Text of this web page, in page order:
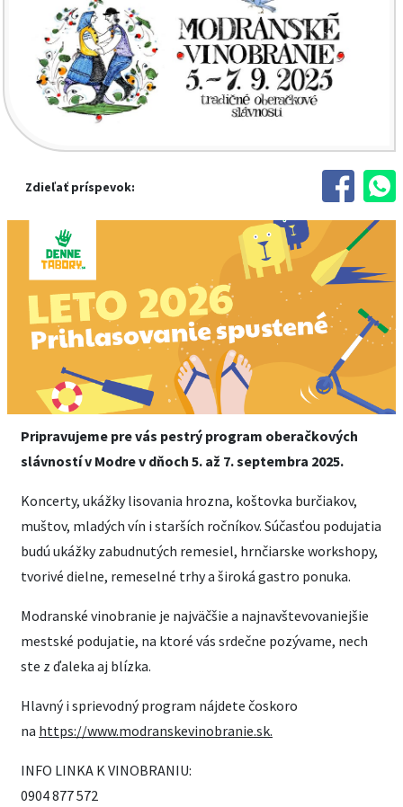
Zdieľať príspevok:
Pripravujeme pre vás pestrý program oberačkových
slávností v Modre v dňoch 5. až 7. septembra 2025.
Koncerty, ukážky lisovania hrozna, koštovka burčiakov,
muštov, mladých vín i starších ročníkov. Súčasťou podujatia
budú ukážky zabudnutých remesiel, hrnčiarske workshopy,
tvorivé dielne, remeselné trhy a široká gastro ponuka.
Modranské vinobranie je najväčšie a najnavštevovaniejšie
mestské podujatie, na ktoré vás srdečne pozývame, nech
ste z ďaleka aj blízka.
Hlavný i sprievodný program nájdete čoskoro
na https://www.modranskevinobranie.sk.
INFO LINKA K VINOBRANIU:
0904 877 572